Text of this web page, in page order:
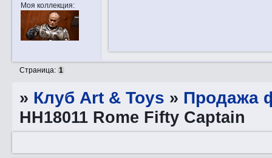
Моя коллекция:
Страница: 1
» Клуб Art & Toys » Продажа
HH18011 Rome Fifty Captain